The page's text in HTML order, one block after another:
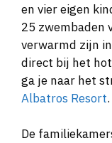
en vier eigen
25 zwembaden
verwarmd zijn
direct bij het
ga je naar het
Albatros Resort.
De